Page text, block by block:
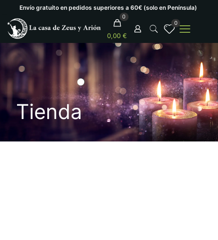
Envío gratuíto en pedidos superiores a 60€ (solo en Península)
0
0,00 €
0
Tienda